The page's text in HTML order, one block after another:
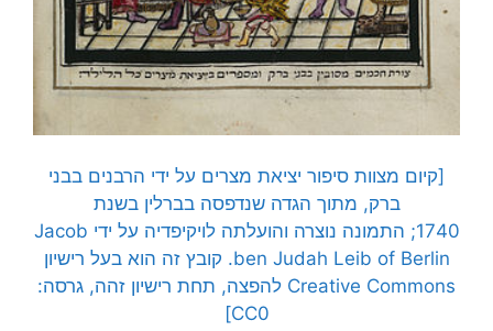
[קיום מצוות סיפור יציאת מצרים על ידי הרבנים בבני
ברק, מתוך הגדה שנדפסה בברלין בשנת
1740; התמונה נוצרה והועלתה לויקיפדיה על ידי Jacob
ben Judah Leib of Berlin. קובץ זה הוא בעל רישיון
Creative Commons להפצה, תחת רישיון זהה, גרסה:
CC0]